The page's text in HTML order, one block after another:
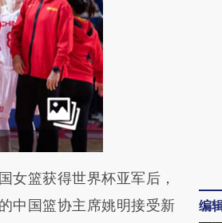
加这段话：本文由第三方
新文章
女篮获得世界杯亚军后，
中国篮协主席姚明接受新
编